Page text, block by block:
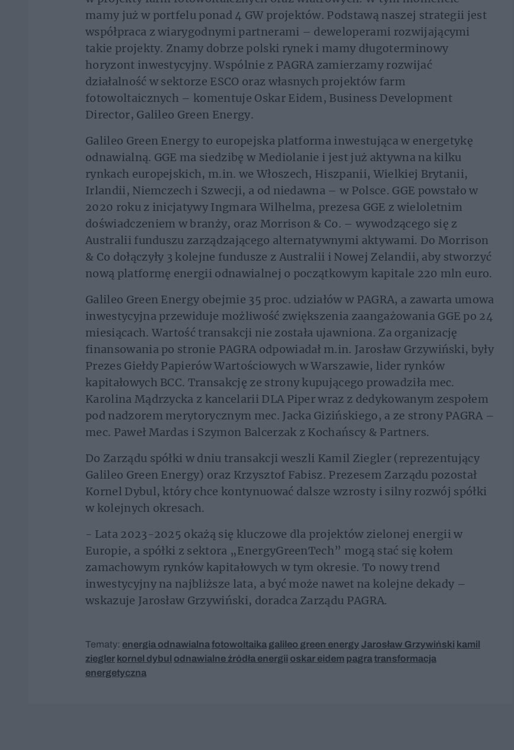
mamy już w portfelu ponad 4 GW projektów. Podstawą naszej strategii jest
współpraca z wiarygodnymi partnerami – deweloperami rozwijającymi
takie projekty. Znamy dobrze polski rynek i mamy długoterminowy
horyzont inwestycyjny. Wspólnie z PAGRA zamierzamy rozwijać
działalność w sektorze ESCO oraz własnych projektów farm
fotowoltaicznych – komentuje Oskar Eidem, Business Development
Director, Galileo Green Energy.
Galileo Green Energy to europejska platforma inwestująca w energetykę
odnawialną. GGE ma siedzibę w Mediolanie i jest już aktywna na kilku
rynkach europejskich, m.in. we Włoszech, Hiszpanii, Wielkiej Brytanii,
Irlandii, Niemczech i Szwecji, a od niedawna – w Polsce. GGE powstało w
2020 roku z inicjatywy Ingmara Wilhelma, prezesa GGE z wieloletnim
doświadczeniem w branży, oraz Morrison & Co. – wywodzącego się z
Australii funduszu zarządzającego alternatywnymi aktywami. Do Morrison
& Co dołączyły 3 kolejne fundusze z Australii i Nowej Zelandii, aby stworzyć
nową platformę energii odnawialnej o początkowym kapitale 220 mln euro.
Galileo Green Energy obejmie 35 proc. udziałów w PAGRA, a zawarta umowa
inwestycyjna przewiduje możliwość zwiększenia zaangażowania GGE po 24
miesiącach. Wartość transakcji nie została ujawniona. Za organizację
finansowania po stronie PAGRA odpowiadał m.in. Jarosław Grzywiński, były
Prezes Giełdy Papierów Wartościowych w Warszawie, lider rynków
kapitałowych BCC. Transakcję ze strony kupującego prowadziła mec.
Karolina Mądrzycka z kancelarii DLA Piper wraz z dedykowanym zespołem
pod nadzorem merytorycznym mec. Jacka Gizińskiego, a ze strony PAGRA –
mec. Paweł Mardas i Szymon Balcerzak z Kochańscy & Partners.
Do Zarządu spółki w dniu transakcji weszli Kamil Ziegler (reprezentujący
Galileo Green Energy) oraz Krzysztof Fabisz. Prezesem Zarządu pozostał
Kornel Dybul, który chce kontynuować dalsze wzrosty i silny rozwój spółki
w kolejnych okresach.
- Lata 2023-2025 okażą się kluczowe dla projektów zielonej energii w
Europie, a spółki z sektora „EnergyGreenTech” mogą stać się kołem
zamachowym rynków kapitałowych w tym okresie. To nowy trend
inwestycyjny na najbliższe lata, a być może nawet na kolejne dekady –
wskazuje Jarosław Grzywiński, doradca Zarządu PAGRA.
Tematy: energia odnawialnafotowoltaika galileo green energy Jarosław Grzywiński kamil
ziegler kornel dybul odnawialne źródła energii oskar eidem pagratransformacja
energetyczna